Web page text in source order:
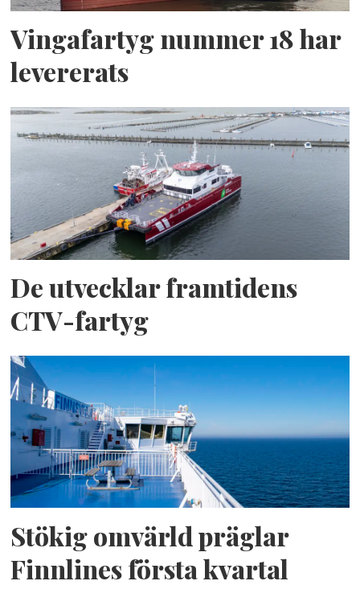
Vingafartyg nummer 18 har
levererats
De utvecklar framtidens
CTV-fartyg
Stökig omvärld präglar
Finnlines första kvartal